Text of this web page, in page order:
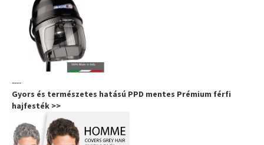
----
Gyors és természetes hatású PPD mentes Prémium férfi
hajfesték >>